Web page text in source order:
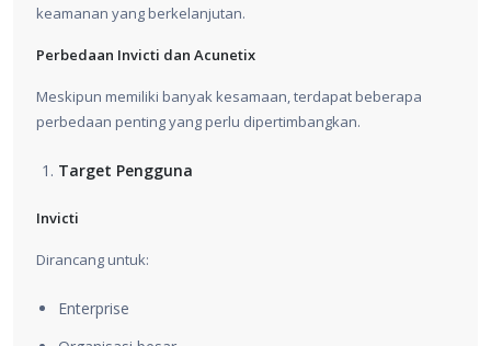
keamanan yang berkelanjutan.
Perbedaan Invicti dan Acunetix
Meskipun memiliki banyak kesamaan, terdapat beberapa
perbedaan penting yang perlu dipertimbangkan.
Target Pengguna
Invicti
Dirancang untuk:
Enterprise